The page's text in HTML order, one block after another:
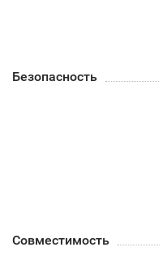
Безопасность
Совместимость